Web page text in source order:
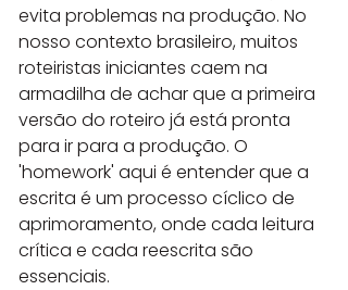
evita problemas na produção. No
nosso contexto brasileiro, muitos
roteiristas iniciantes caem na
armadilha de achar que a primeira
versão do roteiro já está pronta
para ir para a produção. O
'homework' aqui é entender que a
escrita é um processo cíclico de
aprimoramento, onde cada leitura
crítica e cada reescrita são
essenciais.